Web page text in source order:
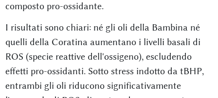
composto pro-ossidante.
I risultati sono chiari: né gli oli della Bambina né
quelli della Coratina aumentano i livelli basali di
ROS (specie reattive dell'ossigeno), escludendo
effetti pro-ossidanti. Sotto stress indotto da tBHP,
entrambi gli oli riducono significativamente